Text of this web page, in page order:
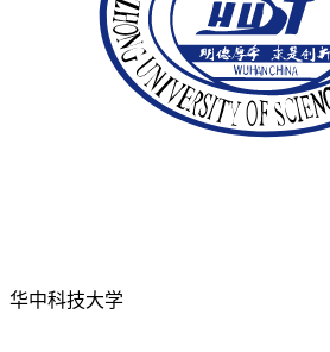
华中科技大学